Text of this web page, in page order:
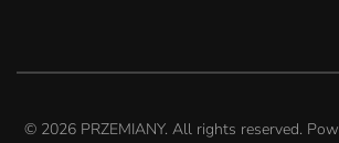
© 2026PRZEMIANY. All rights reserved.